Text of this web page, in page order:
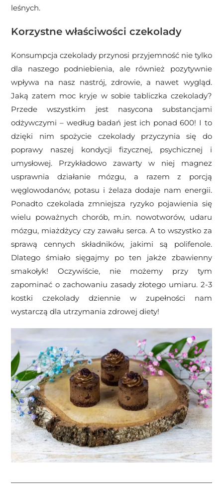
leśnych.
Korzystne właściwości czekolady
Konsumpcja czekolady przynosi przyjemność nie tylko
dla naszego podniebienia, ale również pozytywnie
wpływa na nasz nastrój, zdrowie, a nawet wygląd.
Jaką zatem moc kryje w sobie tabliczka czekolady?
Przede wszystkim jest nasycona substancjami
odżywczymi – według badań jest ich ponad 600! I to
dzięki nim spożycie czekolady przyczynia się do
poprawy naszej kondycji fizycznej, psychicznej i
umysłowej. Przykładowo zawarty w niej magnez
usprawnia działanie mózgu, a razem z porcją
węglowodanów, potasu i żelaza dodaje nam energii.
Ponadto czekolada zmniejsza ryzyko pojawienia się
wielu poważnych chorób, m.in. nowotworów, udaru
mózgu, miażdżycy czy zawału serca. A to wszystko za
sprawą cennych składników, jakimi są polifenole.
Dlatego śmiało sięgajmy po ten jakże zbawienny
smakołyk! Oczywiście, nie możemy przy tym
zapominać o zachowaniu zasady złotego umiaru. 2-3
kostki czekolady dziennie w zupełności nam
wystarczą dla utrzymania zdrowej diety!